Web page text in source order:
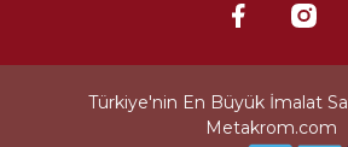
Türkiye'nin En Büyük İmalat
Metakrom.com